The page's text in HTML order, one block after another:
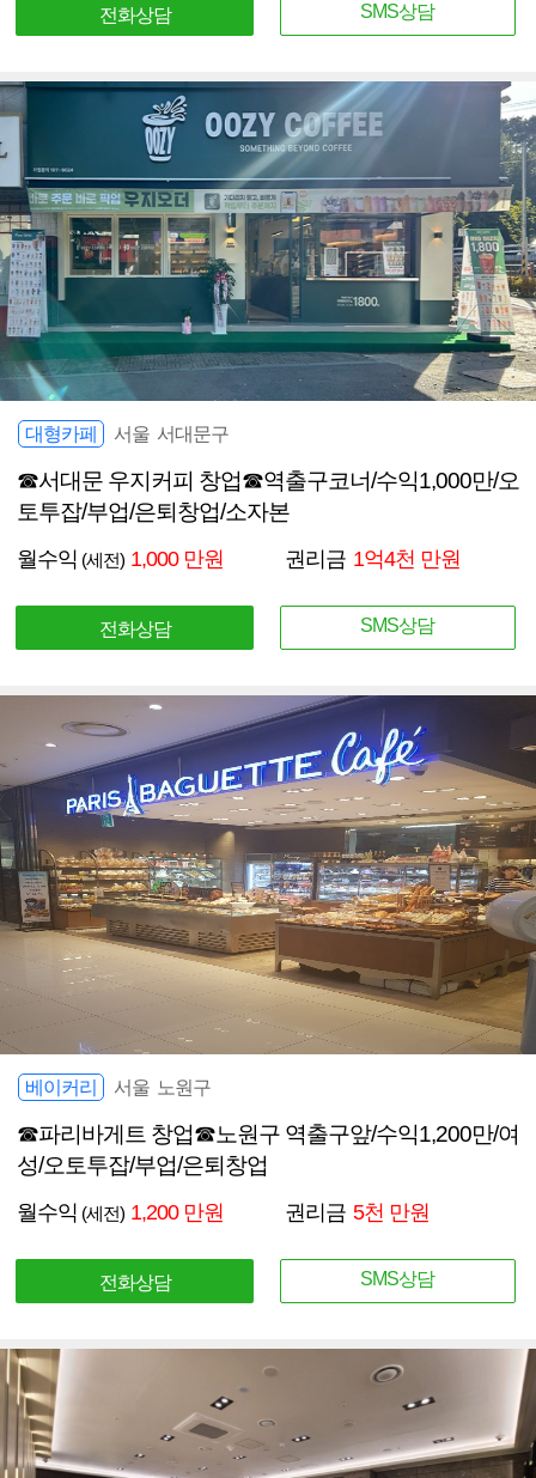
전화상담 SMS상담
대형카페 서울 서대문구
☎서대문 우지커피 창업☎역출구코너/수익1,000만/오
토투잡/부업/은퇴창업/소자본
월수익 (세전) 1,000 만원 권리금 1억4천 만원
전화상담 SMS상담
베이커리 서울 노원구
☎파리바게트 창업☎노원구 역출구앞/수익1,200만/여
성/오토투잡/부업/은퇴창업
월수익 (세전) 1,200 만원 권리금 5천 만원
전화상담 SMS상담